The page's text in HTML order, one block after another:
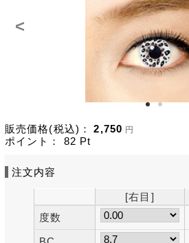
<
販売価格(税込)： 2,750 円
ポイント： 82 Pt
注文内容
[右目]
度数